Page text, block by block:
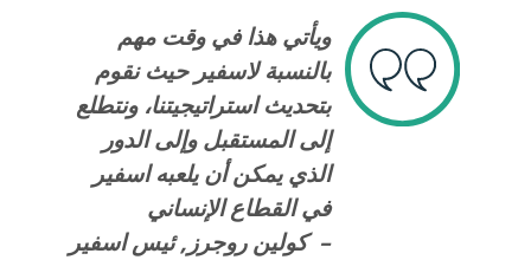
ويأتي هذا في وقت مهم
بالنسبة لاسفير حيث نقوم
بتحديث استراتيجيتنا، ونتطلع
إلى المستقبل وإلى الدور
الذي يمكن أن يلعبه اسفير
في القطاع الإنساني
– كولين روجرز, ئيس اسفير